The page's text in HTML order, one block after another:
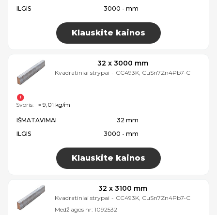
ILGIS
3000 - mm
Klauskite kainos
32 x 3000 mm
Kvadratiniai strypai - CC493K, CuSn7Zn4Pb7-C
IŠMATAVIMAI
32 mm
ILGIS
3000 - mm
Klauskite kainos
Svoris: ≈ 9,01 kg/m
32 x 3100 mm
Kvadratiniai strypai - CC493K, CuSn7Zn4Pb7-C
Medžiagos nr: 1092532